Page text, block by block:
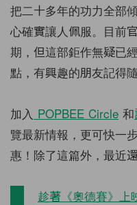
把二十多年的功力全部
心確實讓人佩服。目前
期，但這部鉅作無疑已
點，有興趣的朋友記得
加入 POPBEE Circle 和
覽最新情報，更可快一
惠！除了這篇外，最近
趁著《奧德賽》上